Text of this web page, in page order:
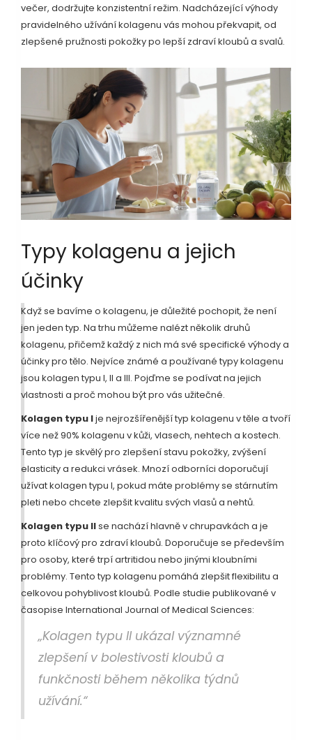
večer, dodržujte konzistentní režim. Nadcházející výhody
pravidelného užívání kolagenu vás mohou překvapit, od
zlepšené pružnosti pokožky po lepší zdraví kloubů a svalů.
Typy kolagenu a jejich
účinky
Když se bavíme o kolagenu, je důležité pochopit, že není
jen jeden typ. Na trhu můžeme nalézt několik druhů
kolagenu, přičemž každý z nich má své specifické výhody a
účinky pro tělo. Nejvíce známé a používané typy kolagenu
jsou kolagen typu I, II a III. Pojďme se podívat na jejich
vlastnosti a proč mohou být pro vás užitečné.
Kolagen typu Ije nejrozšířenější typ kolagenu v těle a tvoří
více než 90% kolagenu v kůži, vlasech, nehtech a kostech.
Tento typ je skvělý pro zlepšení stavu pokožky, zvýšení
elasticity a redukci vrásek. Mnozí odborníci doporučují
užívat kolagen typu I, pokud máte problémy se stárnutím
pleti nebo chcete zlepšit kvalitu svých vlasů a nehtů.
Kolagen typu IIse nachází hlavně v chrupavkách a je
proto klíčový pro zdraví kloubů. Doporučuje se především
pro osoby, které trpí artritidou nebo jinými kloubními
problémy. Tento typ kolagenu pomáhá zlepšit flexibilitu a
celkovou pohyblivost kloubů. Podle studie publikované v
časopise International Journal of Medical Sciences:
„Kolagen typu II ukázal významné
zlepšení v bolestivosti kloubů a
funkčnosti během několika týdnů
užívání.“